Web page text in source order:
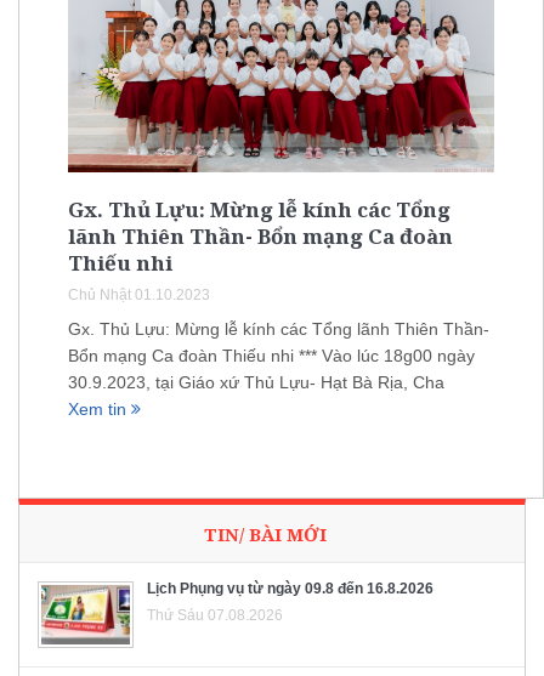
Gx. Thủ Lựu: Mừng lễ kính các Tổng
lãnh Thiên Thần- Bổn mạng Ca đoàn
Thiếu nhi
Chủ Nhật 01.10.2023
Gx. Thủ Lựu: Mừng lễ kính các Tổng lãnh Thiên Thần-
Bổn mạng Ca đoàn Thiếu nhi *** Vào lúc 18g00 ngày
30.9.2023, tại Giáo xứ Thủ Lựu- Hạt Bà Rịa, Cha
Xem tin
TIN/ BÀI MỚI
Lịch Phụng vụ từ ngày 09.8 đến 16.8.2026
Thứ Sáu 07.08.2026